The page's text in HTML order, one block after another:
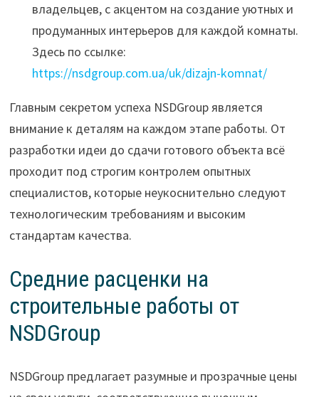
владельцев, с акцентом на создание уютных и
продуманных интерьеров для каждой комнаты.
Здесь по ссылке:
https://nsdgroup.com.ua/uk/dizajn-komnat/
Главным секретом успеха NSDGroup является
внимание к деталям на каждом этапе работы. От
разработки идеи до сдачи готового объекта всё
проходит под строгим контролем опытных
специалистов, которые неукоснительно следуют
технологическим требованиям и высоким
стандартам качества.
Средние расценки на
строительные работы от
NSDGroup
NSDGroupпредлагает разумные и прозрачные цены